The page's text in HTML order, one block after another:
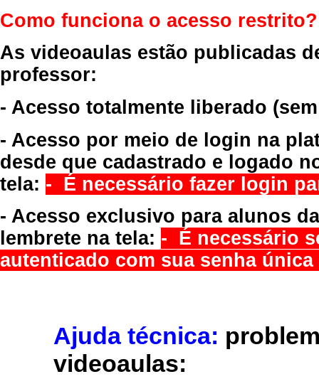
Como funciona o acesso restrito?
As videoaulas estão publicadas
professor:
- Acesso totalmente liberado
- Acesso por meio de login na
desde que cadastrado e logado
tela: - É necessário fazer login
- Acesso exclusivo para alunos
lembrete na tela: - É necessário
autenticado com sua senha
Ajuda técnica:
videoaulas: